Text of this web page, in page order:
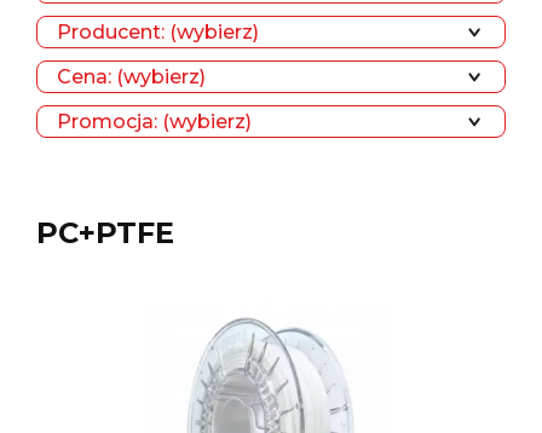
Producent: (wybierz)
Cena: (wybierz)
Promocja: (wybierz)
PC+PTFE